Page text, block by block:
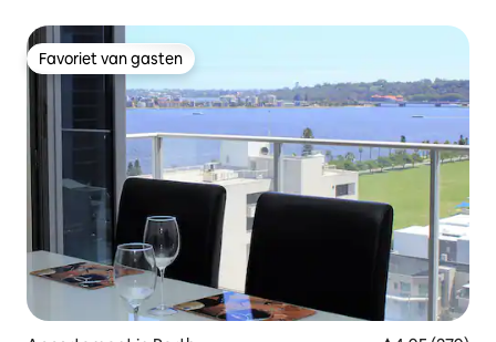
Favoriet van gasten
Favoriet van gasten